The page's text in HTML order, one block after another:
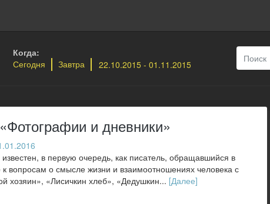
Когда:
Сегодня
Завтра
и дневники»
в первую очередь, как писатель, обращавшийся в
к вопросам о смысле жизни и взаимоотношениях человека с
хозяин», «Лисичкин хлеб», «Дедушкин... [Далее]